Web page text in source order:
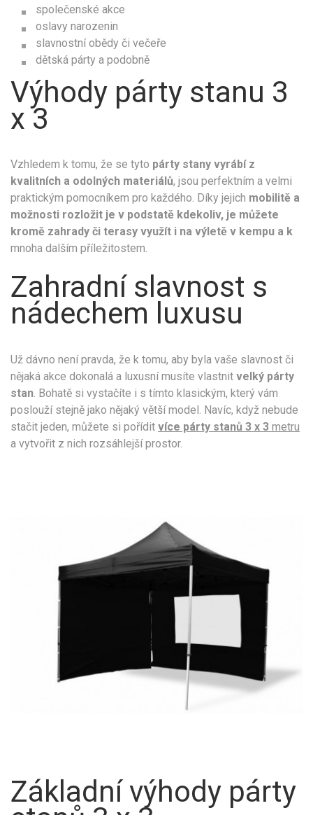
společenské akce
oslavy narozenin
slavnostní obědy či večeře
dětská párty a podobně
Výhody párty stanu 3
x 3
Vzhledem k tomu, že se tyto párty stany vyrábí z
kvalitních a odolných materiálů, jsou perfektním a velmi
praktickým pomocníkem pro každého. Díky jejich mobilitě a
možnosti rozložit je v podstatě kdekoliv, je můžete
kromě zahrady či terasy využít i na výletě v kempu a k
mnoha dalším příležitostem.
Zahradní slavnost s
nádechem luxusu
Už dávno není pravda, že k tomu, aby byla vaše slavnost či
nějaká akce dokonalá a luxusní musíte vlastnit velký párty
stan. Bohatě si vystačíte i s tímto klasickým, který vám
poslouží stejně jako nějaký větší model. Navíc, když nebude
stačit jeden, můžete si pořídit více párty stanů 3 x 3 metru
a vytvořit z nich rozsáhlejší prostor.
Základní výhody párty